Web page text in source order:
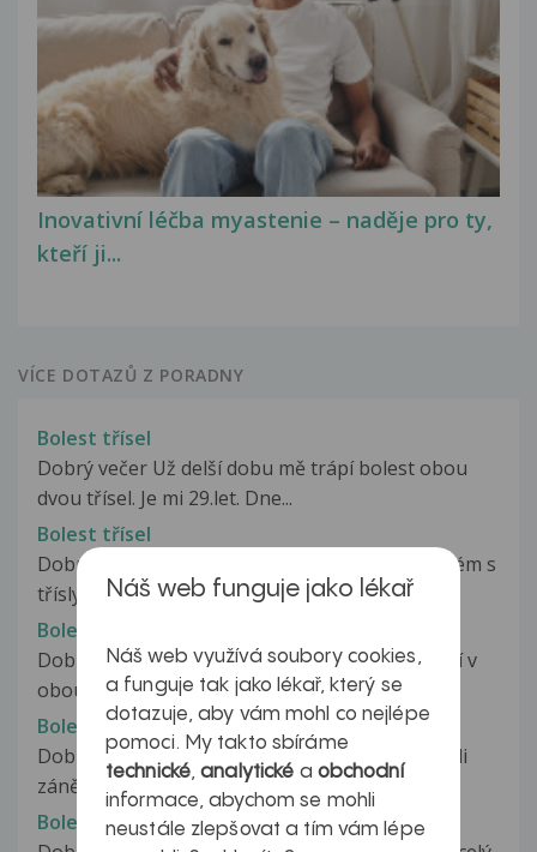
Inovativní léčba myastenie – naděje pro ty,
kteří ji...
VÍCE DOTAZŮ Z PORADNY
Bolest třísel
Dobrý večer Už delší dobu mě trápí bolest obou
dvou třísel. Je mi 29.let. Dne...
Bolest třísel
Dobrý den Přibližně rok mám při fotbale problém s
třísly. Většinou ta bolest...
Bolest třísel
Dobrý den, již přes rok mám problémy s bolestí v
obou tříslech. Byl jsem u X......
Bolest třísel
Dobrý den , je mi 22 , v únoru mi diagnostikovali
zánět močových cest , ten...
Bolest třísel
Náš web funguje jako lékař
Náš web využívá soubory cookies,
a funguje tak jako lékař, který se
dotazuje, aby vám mohl co nejlépe
pomoci. My takto sbíráme
technické,analytické a obchodní
informace, abychom se mohli
neustále zlepšovat a tím vám lépe